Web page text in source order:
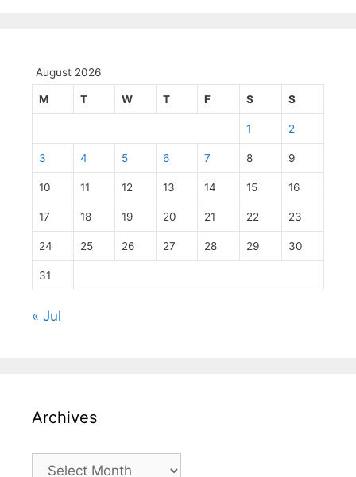
August 2026
M T W T F S S
1 2
3 4 5 6 7 8 9
10 11 12 13 14 15 16
17 18 19 20 21 22 23
24 25 26 27 28 29 30
31
« Jul
Archives
Archives